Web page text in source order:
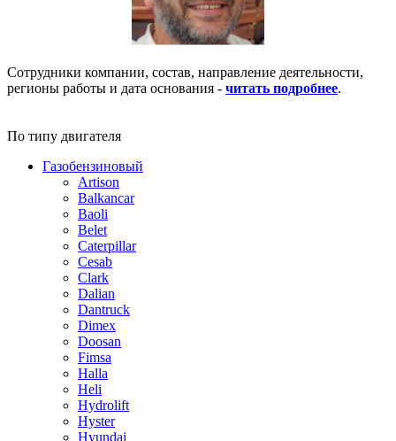
Сотрудники компании, состав, направление деятельности,
регионы работы и дата основания - читать подробнее.
По типу двигателя
Газобензиновый
Artison
Balkancar
Baoli
Belet
Caterpillar
Cesab
Clark
Dalian
Dantruck
Dimex
Doosan
Fimsa
Halla
Heli
Hydrolift
Hyster
Hyundai